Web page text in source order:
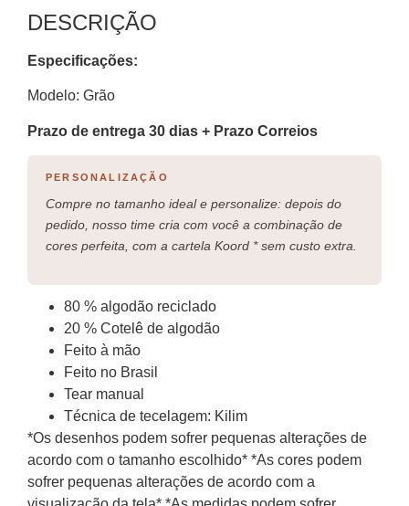
DESCRIÇÃO
Especificações:
Modelo: Grão
Prazo de entrega 30 dias + Prazo Correios
PERSONALIZAÇÃO
Compre no tamanho ideal e personalize: depois do
pedido, nosso time cria com você a combinação de
cores perfeita, com a cartela Koord * sem custo extra.
80 % algodão reciclado
20 % Cotelê de algodão
Feito à mão
Feito no Brasil
Tear manual
Técnica de tecelagem: Kilim
*Os desenhos podem sofrer pequenas alterações de
acordo com o tamanho escolhido* *As cores podem
sofrer pequenas alterações de acordo com a